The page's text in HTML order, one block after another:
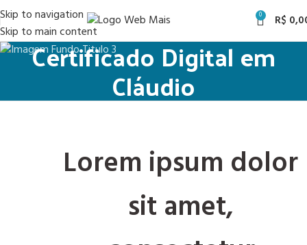
Skip to navigation
Skip to main content
0 R$
Certificado Digital em
Cláudio
Lorem ipsum dolor
sit amet,